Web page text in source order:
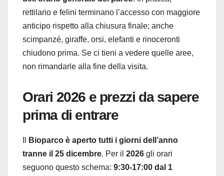
rettilario e felini terminano l’accesso con maggiore
anticipo rispetto alla chiusura finale; anche
scimpanzé, giraffe, orsi, elefanti e rinoceronti
chiudono prima. Se ci tieni a vedere quelle aree,
non rimandarle alla fine della visita.
Orari 2026 e prezzi da sapere
prima di entrare
Bioparco è aperto tutti i giorni dell’anno
tranne il 25 dicembre. Per il 2026 gli orari
seguono questo schema: 9:30-17:00 dal 1